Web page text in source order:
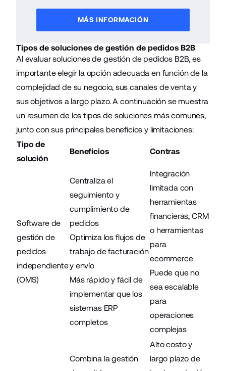
MÁS INFORMACIÓN
Tipos de soluciones de gestión de pedidos B2B
Al evaluar soluciones de gestión de pedidos B2B, es
importante elegir la opción adecuada en función de la
complejidad de su negocio, sus canales de venta y
sus objetivos a largo plazo. A continuación se muestra
un resumen de los tipos de soluciones más comunes,
junto con sus principales beneficios y limitaciones:
Tipo de
solución
Beneficios Contras
Software de
gestión de
pedidos
independiente
(OMS)
Centraliza el
seguimiento y
cumplimiento de
pedidos
Optimiza los flujos de
trabajo de facturación
y envío
Más rápido y fácil de
implementar que los
sistemas ERP
completos
Integración
limitada con
herramientas
financieras, CRM
o herramientas
para
ecommerce
Puede que no
sea escalable
para
operaciones
complejas
Combina la gestión
Alto costo y
largo plazo de